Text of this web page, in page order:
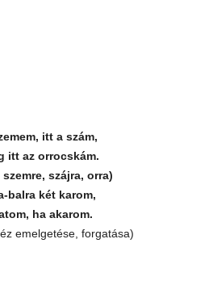
itt a szám,
itt az orrocskám.
szájra, orra)
balra két karom,
ha akarom.
emelgetése, forgatása)